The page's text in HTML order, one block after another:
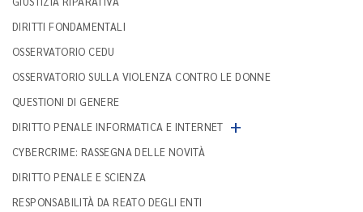
DIRITTI FONDAMENTALI
OSSERVATORIO CEDU
OSSERVATORIO SULLA VIOLENZA CONTRO LE DONNE
QUESTIONI DI GENERE
DIRITTO PENALE INFORMATICA E INTERNET +
CYBERCRIME: RASSEGNA DELLE NOVITÀ
DIRITTO PENALE E SCIENZA
RESPONSABILITÀ DA REATO DEGLI ENTI